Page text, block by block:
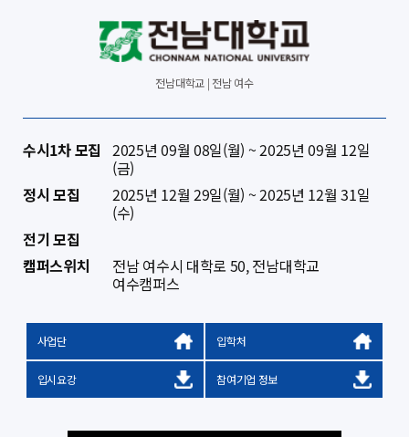
전남대학교 | 전남 여수
수시1차 모집 2025년 09월 08일(월) ~ 2025년 09월 12일
(금)
정시 모집
2025년 12월 29일(월) ~ 2025년 12월 31일
(수)
전기 모집
캠퍼스위치
전남 여수시 대학로 50, 전남대학교
여수캠퍼스
사업단 입학처
입시요강 참여기업 정보